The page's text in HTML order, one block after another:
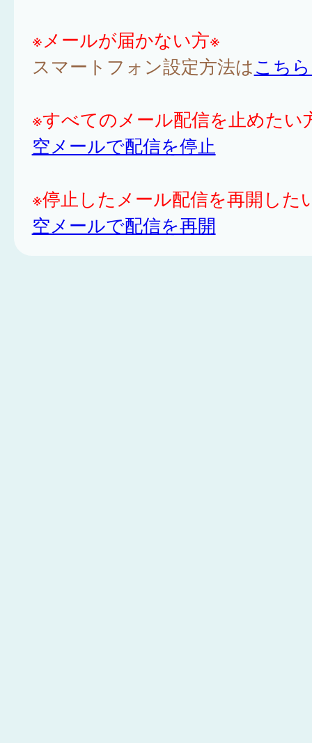
※メールが届かない方※
スマートフォン設定方法はこち
※すべてのメール配信を止めたい
空メールで配信を停止
※停止したメール配信を再開した
空メールで配信を再開